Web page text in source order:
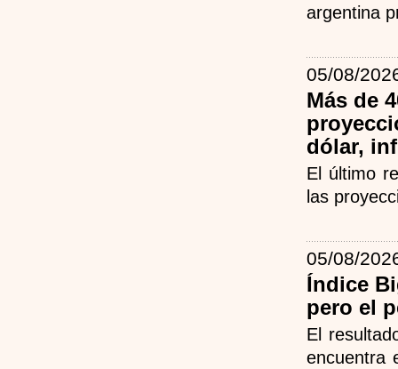
argentina
05/08/
Más de
dólar,
El último
las
05/08/
Índice
pero el
El
encuentra